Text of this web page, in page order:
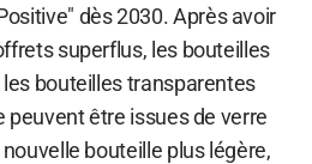
dès 2030. Après avoir
superflus, les bouteilles
bouteilles transparentes
peuvent être issues de verre
bouteille plus légère,